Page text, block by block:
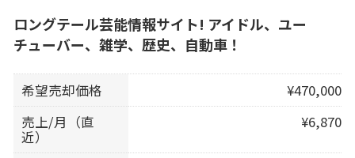
ロングテール芸能情報サイト! アイドル、ユー
チューバー、雑学、歴史、自動車！
希望売却価格
¥470,000
売上/月（直
近）
¥6,870